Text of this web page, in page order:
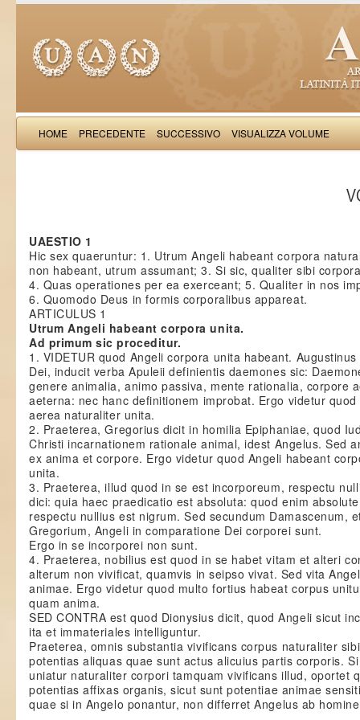
HOME PRECEDENTE SUCCESSIVO VISUALIZZA VOLUME
UAESTIO 1
Hic sex quaeruntur: 1. Utrum Angeli habeant corpora
non habeant, utrum assumant; 3. Si sic, qualiter sibi
4. Quas operationes per ea exerceant; 5. Qualiter in nos
6. Quomodo Deus in formis corporalibus appareat.
ARTICULUS 1
Utrum Angeli habeant corpora unita.
Ad primum sic proceditur.
1. VIDETUR quod Angeli corpora unita habeant.
Dei, inducit verba Apuleii definientis daemones sic:
genere animalia, animo passiva, mente rationalia, corpore
aeterna: nec hanc definitionem improbat. Ergo videtur
aerea naturaliter unita.
2. Praeterea, Gregorius dicit in homilia Epiphaniae, quod
Christi incarnationem rationale animal, idest Angelus. Sed
ex anima et corpore. Ergo videtur quod Angeli habeant
unita.
3. Praeterea, illud quod in se est incorporeum, respectu
dici: quia haec praedicatio est absoluta: quod enim
respectu nullius est nigrum. Sed secundum Damascenum,
Gregorium, Angeli in comparatione Dei corporei sunt.
Ergo in se incorporei non sunt.
4. Praeterea, nobilius est quod in se habet vitam et alteri
alterum non vivificat, quamvis in seipso vivat. Sed vita
animae. Ergo videtur quod multo fortius habeat corpus
quam anima.
SED CONTRA est quod Dionysius dicit, quod Angeli sicut
ita et immateriales intelliguntur.
Praeterea, omnis substantia vivificans corpus naturaliter
potentias aliquas quae sunt actus alicuius partis corporis.
uniatur naturaliter corpori tamquam vivificans illud, oportet
potentias affixas organis, sicut sunt potentiae animae
quae si in Angelo ponantur, non differret Angelus ab